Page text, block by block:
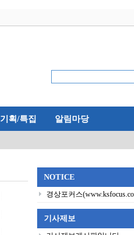
기획/특집 알림마당
NOTICE
경상포커스
기사제보